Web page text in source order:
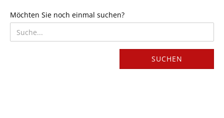
MÖCHTEN
SIE
NOCH
EINMAL
Möchten Sie noch einmal suchen?
SUCHEN